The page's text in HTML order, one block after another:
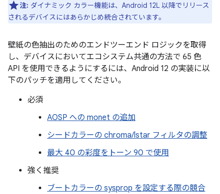
注: ダイナミック カラー機能は、Android 12L 以降でリリース
されるデバイスにはあらかじめ統合されています。
壁紙の色抽出のためのエンドツーエンド ロジックを取得
し、デバイスにおいてエコシステム共通の方法で 65 色
API を使用できるようにするには、Android 12 の実装に以
下のパッチを適用してください。
必須
AOSP への monet の追加
シードカラーの chroma/lstar フィルタの調整
最大 40 の彩度をトーン 90 で使用
強く推奨
ブートカラーの sysprop を設定する際の競合